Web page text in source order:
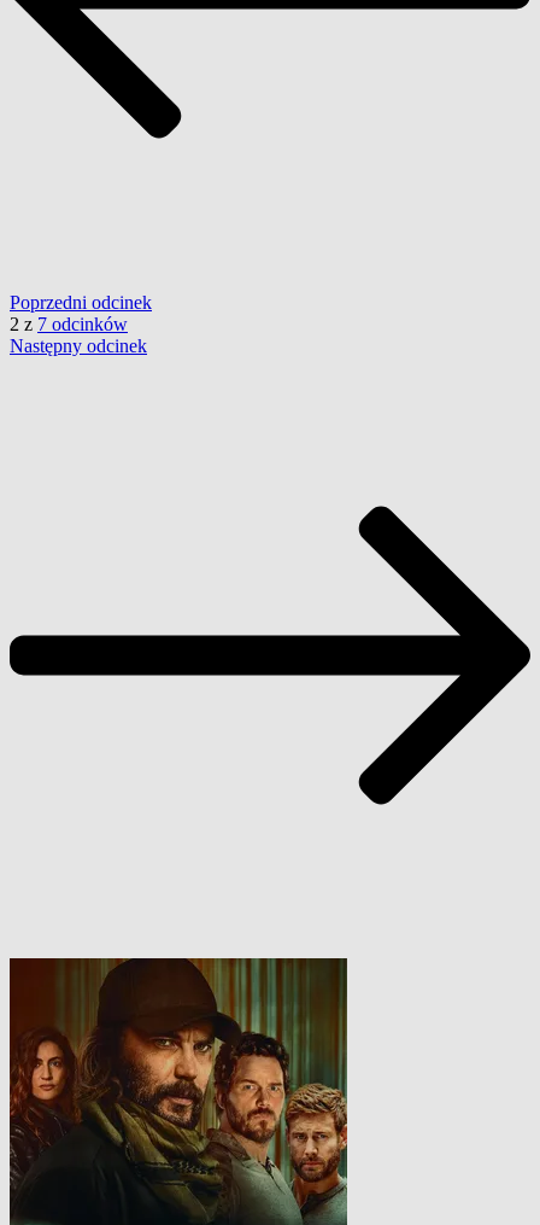
Poprzedni odcinek
2 z 7 odcinków
Następny odcinek